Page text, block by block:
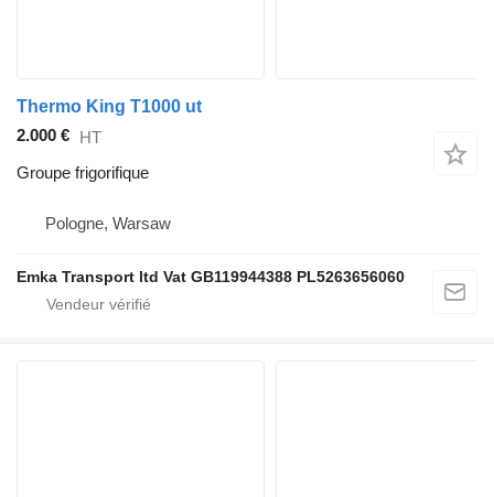
Thermo King T1000 ut
2.000 € HT
Groupe frigorifique
Pologne, Warsaw
Emka Transport ltd Vat GB119944388 PL5263656060